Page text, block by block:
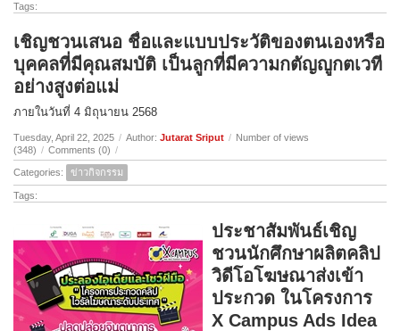
Tags:
เชิญชวนเสนอ ชื่อและแบบประวัติของตนเองหรือ
บุคคลที่มีคุณสมบัติ เป็นลูกที่มีความกตัญญูกตเวที
อย่างสูงต่อแม่
ภายในวันที่ 4 มิถุนายน 2568
Tuesday, April 22, 2025 / Author: Jutarat Sriput / Number of views
(348) / Comments (0) /
Categories: ข่าวกิจกรรม
Tags:
ประชาสัมพันธ์เชิญ
ชวนนักศึกษาผลิตคลิป
วิดีโอโฆษณาส่งเข้า
ประกวด ในโครงการ
X Campus Ads Idea